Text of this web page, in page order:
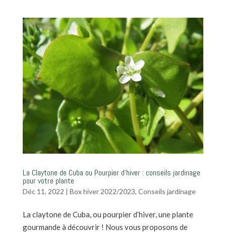
La Claytone de Cuba ou Pourpier d’hiver : conseils jardinage
pour votre plante
Déc 11, 2022 | Box hiver 2022/2023, Conseils jardinage
La claytone de Cuba, ou pourpier d’hiver, une plante
gourmande à découvrir ! Nous vous proposons de